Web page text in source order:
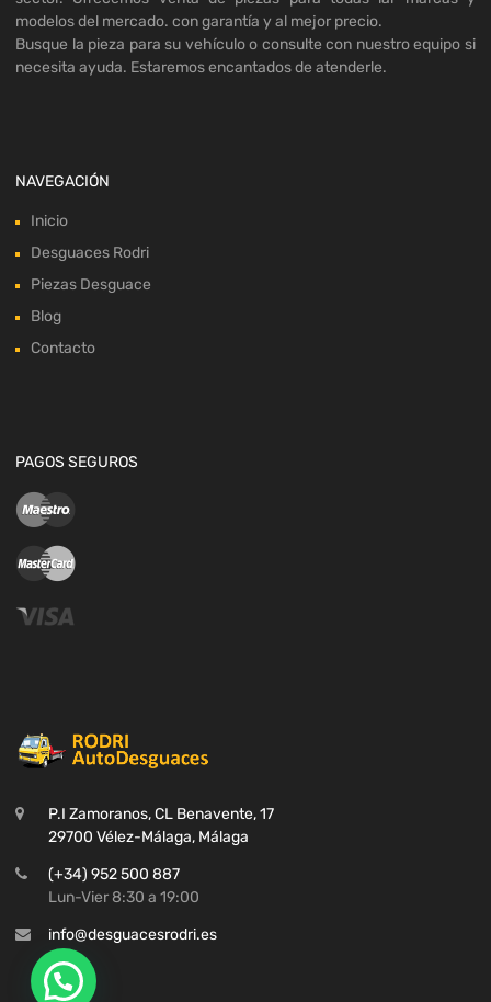
modelos del mercado. con garantía y al mejor precio.
Busque la pieza para su vehículo o consulte con nuestro equipo si
necesita ayuda. Estaremos encantados de atenderle.
NAVEGACIÓN
Inicio
Desguaces Rodri
Piezas Desguace
Blog
Contacto
PAGOS SEGUROS
P.I Zamoranos, CL Benavente, 17
29700 Vélez-Málaga, Málaga
(+34) 952 500 887
Lun-Vier 8:30 a 19:00
info@desguacesrodri.es